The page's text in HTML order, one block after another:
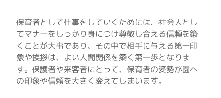
保育者として仕事をしていくためには、社会人とし
てマナーをしっかり身につけ尊敬し合える信頼を築
くことが大事であり、その中で相手に与える第一印
象や挨拶は、よい人間関係を築く第一歩となりま
す。保護者や来客者にとって、保育者の姿勢が園へ
の印象や信頼を大きく変えてしまいます。